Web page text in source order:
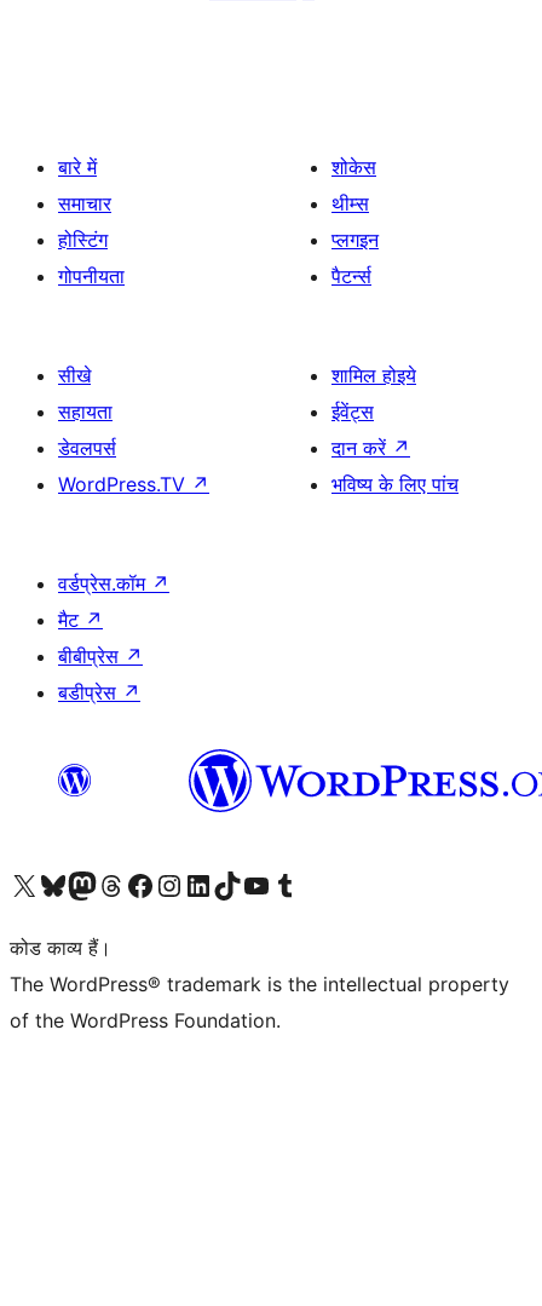
बारे में
समाचार
होस्टिंग
गोपनीयता
शोकेस
थीम्स
प्लगइन
पैटर्न्स
सीखे
सहायता
डेवलपर्स
WordPress.TV ↗
शामिल होइये
ईवेंट्स
दान करें ↗
भविष्य के लिए पांच
वर्डप्रेस.कॉम ↗
मैट ↗
बीबीप्रेस ↗
बडीप्रेस ↗
Visit our X (formerly Twitter) account
हमारे बलुस्की खाते पर जाएँVisit our Mastodon account
हमारे थ्रेड्स अकाउंट पर जाएंहमारे फेसबुक पेज पर जाएँहमारे इंस्टाग्राम अकाउंट पर जाएंहमारे लिंक्डइन खाते पर जाएँहमारे टिकटॉक खाते पर जाएँहमारे यूट्यूब चैनल पर जाएंहमारे Tumblr खाते पर जाएँ
कोड काव्य हैं।
The WordPress® trademark is the intellectual property
of the WordPress Foundation.